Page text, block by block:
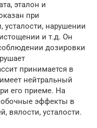
эталон и
при
нарушении
и т.д. Он
дозировки
принимается в
нейтральный
его приеме. На
эффекты в
вялости, усталости.